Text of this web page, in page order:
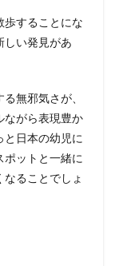
歩することにな
しい発見があ
無邪気さが、
ながら表現豊か
日本の幼児に
ポットと一緒に
ることでしょ